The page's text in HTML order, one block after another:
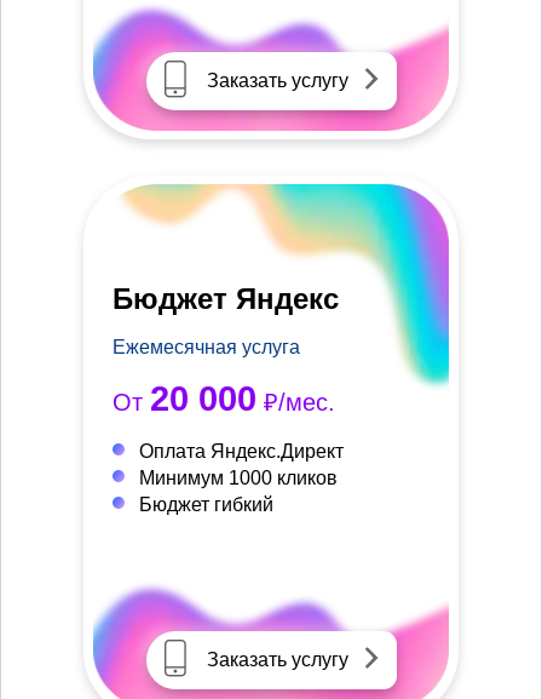
Заказать услугу
Бюджет Яндекс
Ежемесячная услуга
От 20 000 ₽/мес.
Оплата Яндекс.Директ
Минимум 1000 кликов
Бюджет гибкий
Заказать услугу